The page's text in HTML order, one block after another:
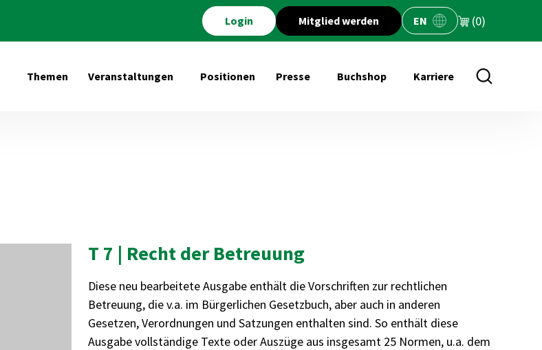
Login Mitglied werden EN (0)
Themen Veranstaltungen Positionen Presse Buchshop
Untermenü öffnen für
Karriere
T 7 | Recht der Betreuung
Diese neu bearbeitete Ausgabe enthält die Vorschriften zur rechtlichen
Betreuung, die v.a. im Bürgerlichen Gesetzbuch, aber auch in anderen
Gesetzen, Verordnungen und Satzungen enthalten sind. So enthält diese
Ausgabe vollständige Texte oder Auszüge aus insgesamt 25 Normen, u.a. dem